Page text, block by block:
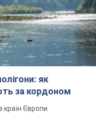
як
за кордоном
країн Європи